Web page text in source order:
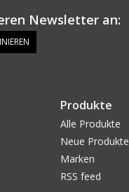
Newsletter an:
Produkte
Alle Produkte
Neue Produkte
Marken
RSS feed